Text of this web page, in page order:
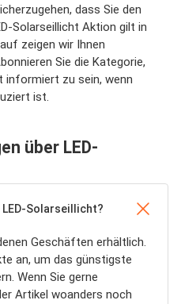
dass Sie den
Solarseillicht Aktion gilt in
zeigen wir Ihnen
Sie die Kategorie,
informiert zu sein, wenn
ist.
über LED-
Solarseillicht?
Geschäften erhältlich.
an, um das günstigste
Wenn Sie gerne
Artikel woanders noch